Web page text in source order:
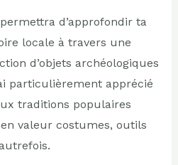
d’approfondir ta
locale à travers une
d’objets archéologiques
particulièrement apprécié
traditions populaires
valeur costumes, outils